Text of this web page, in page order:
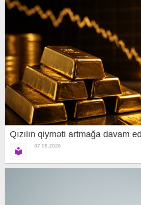
Qızılın qiyməti artmağa davam
07.08.2026